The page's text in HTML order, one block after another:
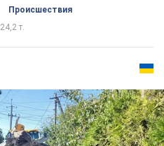
Происшествия
24,2 т.